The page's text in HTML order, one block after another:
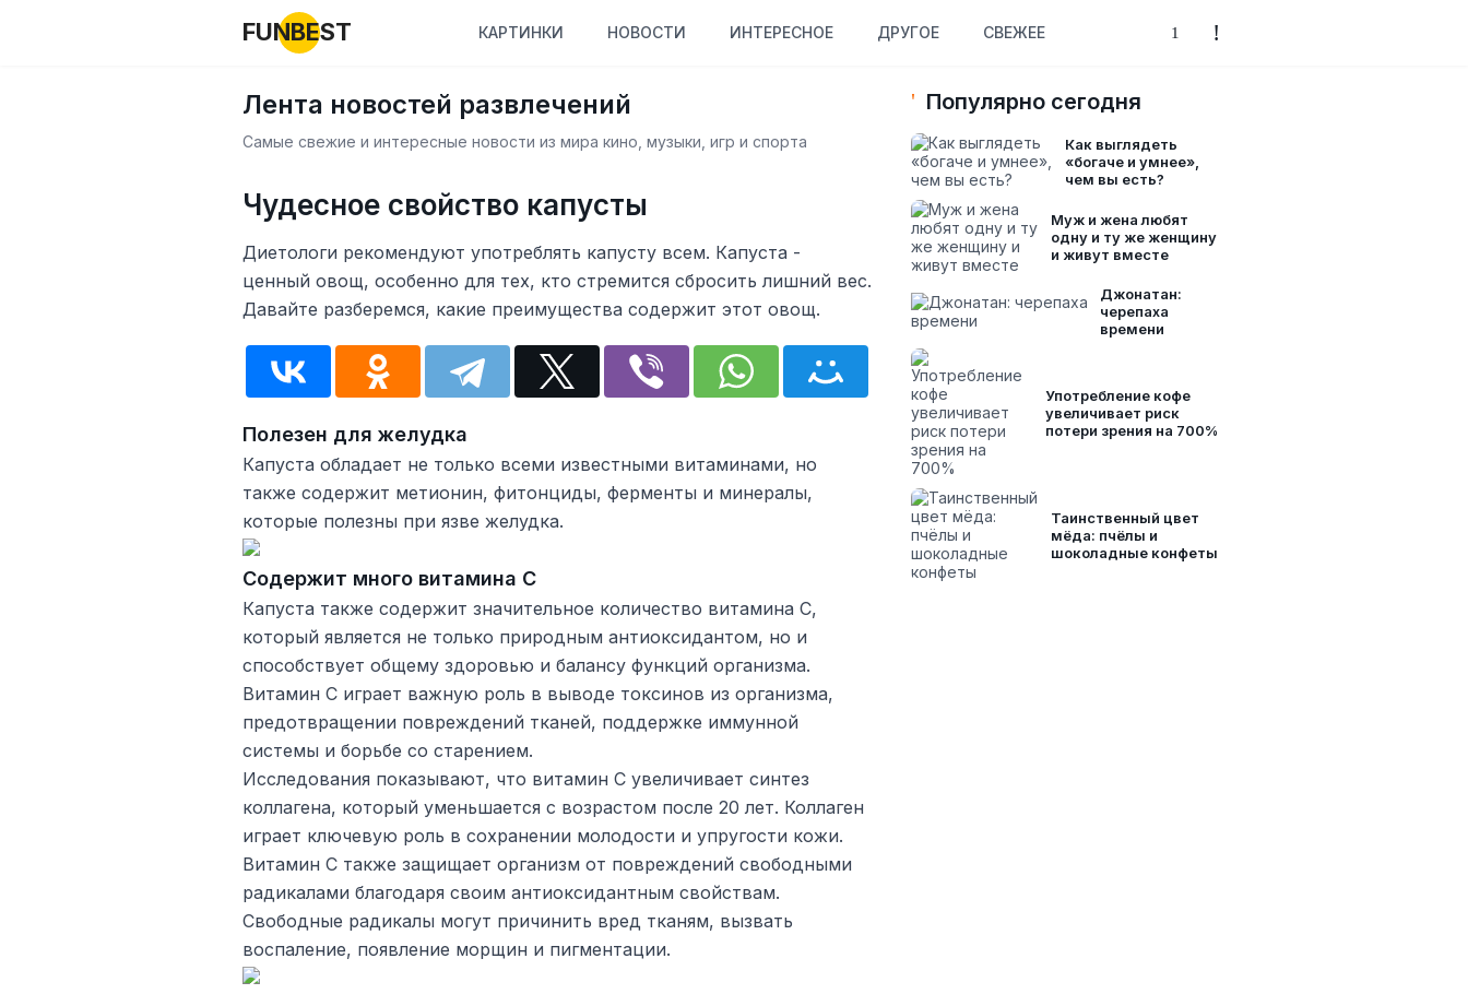
FUNBEST КАРТИНКИ НОВОСТИ ИНТЕРЕСНОЕ ДРУГОЕ СВЕЖЕЕ
Лента новостей развлечений
Самые свежие и интересные новости из мира кино, музыки, игр и спорта
Чудесное свойство капусты
Диетологи рекомендуют употреблять капусту всем. Капуста -
ценный овощ, особенно для тех, кто стремится сбросить лишний вес.
Давайте разберемся, какие преимущества содержит этот овощ.
Полезен для желудка
Капуста обладает не только всеми известными витаминами, но
также содержит метионин, фитонциды, ферменты и минералы,
которые полезны при язве желудка.
Содержит много витамина С
Капуста также содержит значительное количество витамина C,
который является не только природным антиоксидантом, но и
способствует общему здоровью и балансу функций организма.
Витамин C играет важную роль в выводе токсинов из организма,
предотвращении повреждений тканей, поддержке иммунной
системы и борьбе со старением.
Исследования показывают, что витамин C увеличивает синтез
коллагена, который уменьшается с возрастом после 20 лет. Коллаген
играет ключевую роль в сохранении молодости и упругости кожи.
Витамин C также защищает организм от повреждений свободными
радикалами благодаря своим антиоксидантным свойствам.
Свободные радикалы могут причинить вред тканям, вызвать
воспаление, появление морщин и пигментации.
Популярно сегодня
Как выглядеть
«богаче и умнее»,
чем вы есть?
Муж и жена любят
одну и ту же женщину
и живут вместе
Джонатан:
черепаха
времени
Употребление кофе
увеличивает риск
потери зрения на 700%
Таинственный цвет
мёда: пчёлы и
шоколадные конфеты